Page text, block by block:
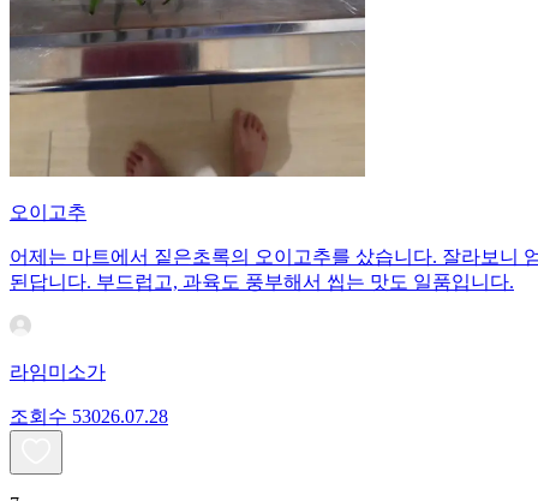
오이고추
어제는 마트에서 짙은초록의 오이고추를 샀습니다. 잘라보니
된답니다. 부드럽고, 과육도 풍부해서 씹는 맛도 일품입니다.
라임미소가
조회수 53026.07.28